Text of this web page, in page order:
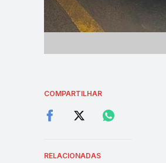
COMPARTILHAR
RELACIONADAS